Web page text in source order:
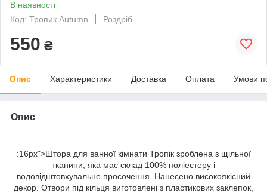
В наявності
Код: Тропик Autumn
Роздріб
550 ₴
Опис Характеристики Доставка Оплата Умови
Опис
:16px">Штора для ванної кімнати Тропік зроблена з щільної
тканини, яка має склад 100% поліестеру і
водовідштовхувальне просочення. Нанесено високоякісний
декор. Отвори під кільця виготовлені з пластикових заклепок,